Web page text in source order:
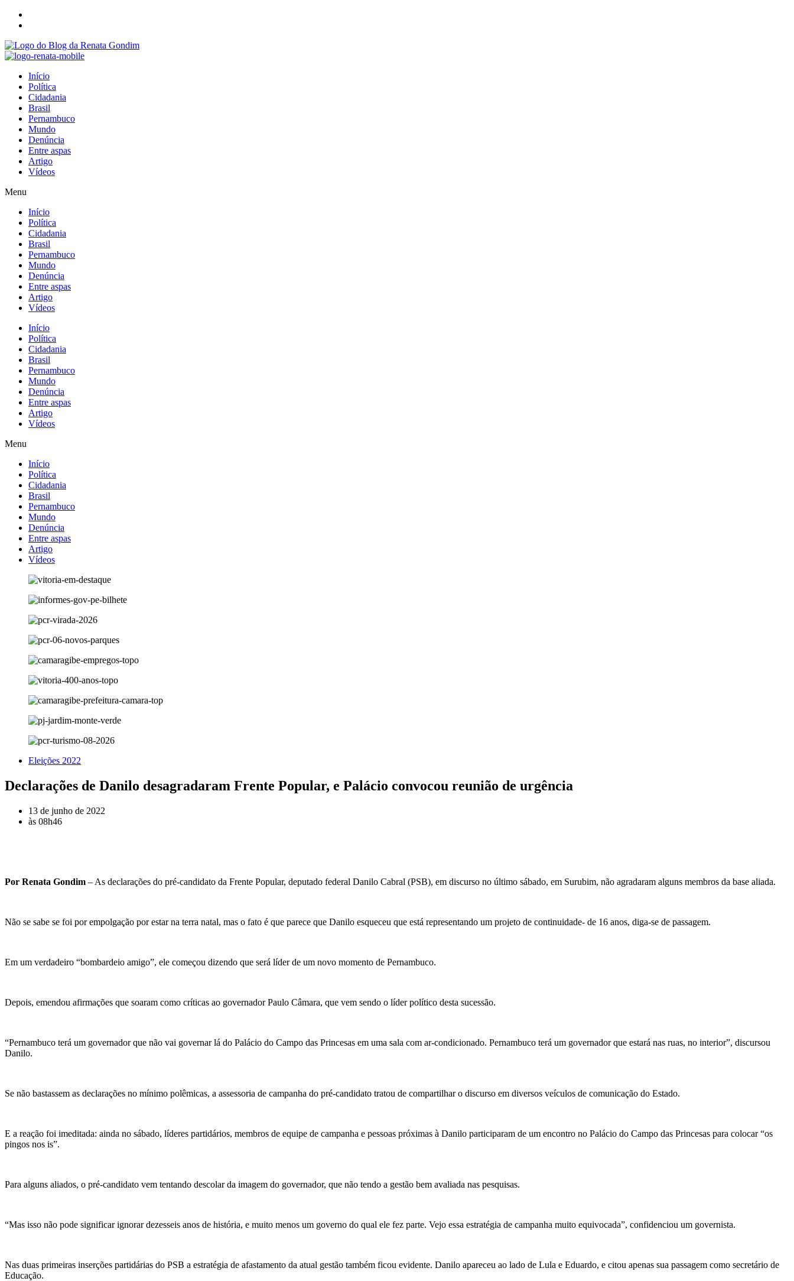
Início
Política
Cidadania
Brasil
Pernambuco
Mundo
Denúncia
Entre aspas
Artigo
Vídeos
Menu
Início
Política
Cidadania
Brasil
Pernambuco
Mundo
Denúncia
Entre aspas
Artigo
Vídeos
Início
Política
Cidadania
Brasil
Pernambuco
Mundo
Denúncia
Entre aspas
Artigo
Vídeos
Menu
Início
Política
Cidadania
Brasil
Pernambuco
Mundo
Denúncia
Entre aspas
Artigo
Vídeos
Eleições 2022
Declarações de Danilo desagradaram Frente Popular, e Palácio convocou reunião de urgência
13 de junho de 2022
às 08h46
Por Renata Gondim – As declarações do pré-candidato da Frente Popular, deputado federal Danilo Cabral (PSB), em discurso no último sábado, em Surubim, não agradaram alguns membros da base aliada.
Não se sabe se foi por empolgação por estar na terra natal, mas o fato é que parece que Danilo esqueceu que está representando um projeto de continuidade- de 16 anos, diga-se de passagem.
Em um verdadeiro “bombardeio amigo”, ele começou dizendo que será líder de um novo momento de Pernambuco.
Depois, emendou afirmações que soaram como críticas ao governador Paulo Câmara, que vem sendo o líder político desta sucessão.
“Pernambuco terá um governador que não vai governar lá do Palácio do Campo das Princesas em uma sala com ar-condicionado. Pernambuco terá um governador que estará nas ruas, no interior”, discursou
Danilo.
Se não bastassem as declarações no mínimo polêmicas, a assessoria de campanha do pré-candidato tratou de compartilhar o discurso em diversos veículos de comunicação do Estado.
E a reação foi imeditada: ainda no sábado, líderes partidários, membros de equipe de campanha e pessoas próximas à Danilo participaram de um encontro no Palácio do Campo das Princesas para colocar “os
pingos nos is”.
Para alguns aliados, o pré-candidato vem tentando descolar da imagem do governador, que não tendo a gestão bem avaliada nas pesquisas.
“Mas isso não pode significar ignorar dezesseis anos de história, e muito menos um governo do qual ele fez parte. Vejo essa estratégia de campanha muito equivocada”, confidenciou um governista.
Nas duas primeiras inserções partidárias do PSB a estratégia de afastamento da atual gestão também ficou evidente. Danilo apareceu ao lado de Lula e Eduardo, e citou apenas sua passagem como secretário de
Educação.